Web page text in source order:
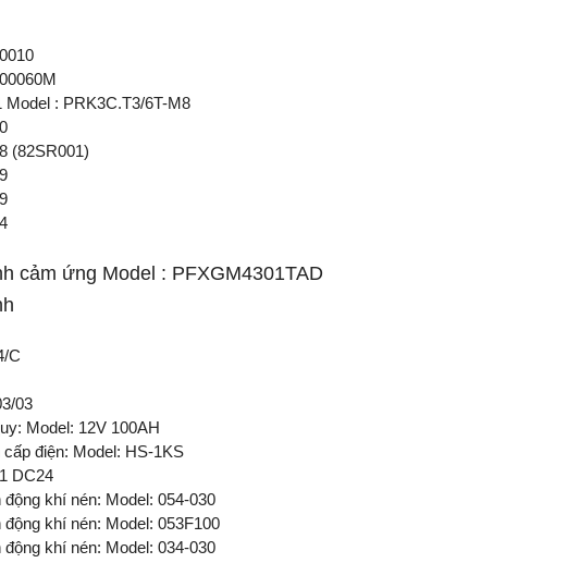
Model : PRK3C.T3/6T-M8
(82SR001)
cảm ứng Model : PFXGM4301TAD
C
03
Model: 12V 100AH
cấp điện: Model: HS-1KS
DC24
động khí nén: Model: 054-030
động khí nén: Model: 053F100
động khí nén: Model: 034-030